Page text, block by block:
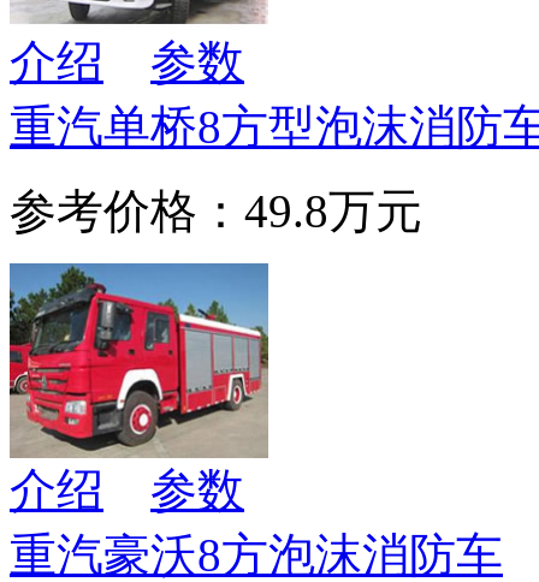
介绍
参数
重汽单桥8方型泡沫消防
参考价格：49.8万元
介绍
参数
重汽豪沃8方泡沫消防车